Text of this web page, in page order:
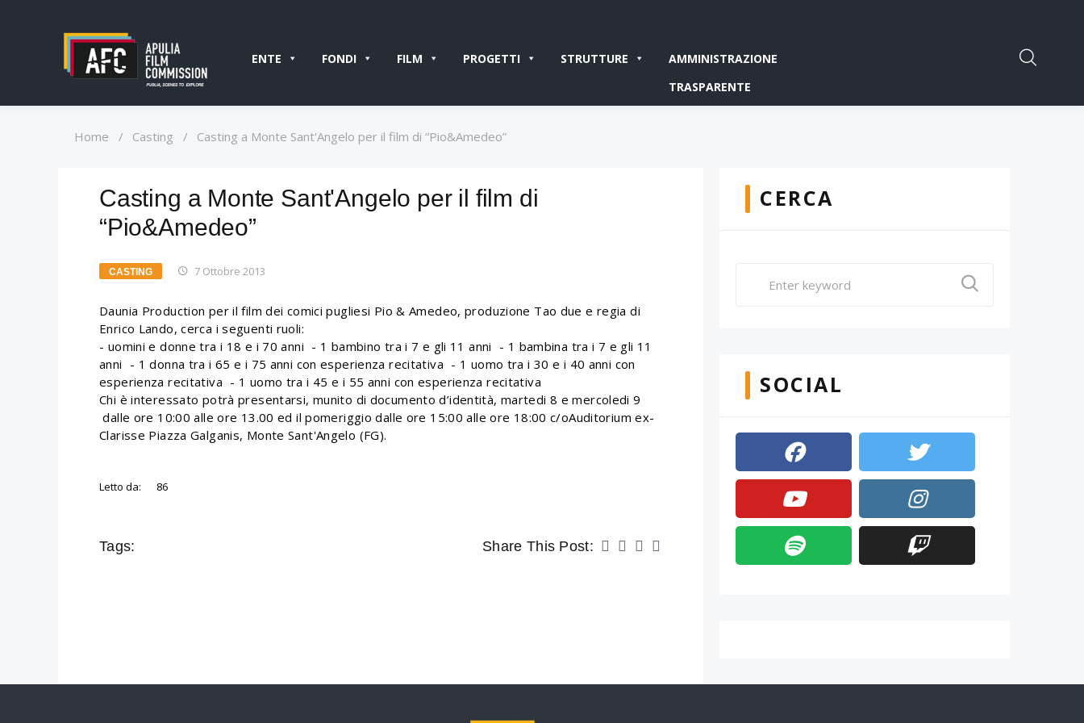
ENTE FONDI FILM PROGETTI STRUTTURE
AMMINISTRAZIONE
TRASPARENTE
Home / Casting / Casting a Monte Sant'Angelo per il film di “Pio&Amedeo”
Casting a Monte Sant'Angelo per il film di
“Pio&Amedeo”
CASTING 7 Ottobre 2013
Daunia Production per il film dei comici pugliesi Pio & Amedeo, produzione Tao due e regia di
Enrico Lando, cerca i seguenti ruoli:
- uomini e donne tra i 18 e i 70 anni - 1 bambino tra i 7 e gli 11 anni - 1 bambina tra i 7 e gli 11
anni - 1 donna tra i 65 e i 75 anni con esperienza recitativa - 1 uomo tra i 30 e i 40 anni con
esperienza recitativa - 1 uomo tra i 45 e i 55 anni con esperienza recitativa
Chi è interessato potrà presentarsi, munito di documento d’identità, martedi 8 e mercoledi 9
dalle ore 10:00 alle ore 13.00 ed il pomeriggio dalle ore 15:00 alle ore 18:00 c/oAuditorium ex-
Clarisse Piazza Galganis, Monte Sant'Angelo (FG).
Letto da: 86
Tags: Share This Post:
CERCA
SOCIAL